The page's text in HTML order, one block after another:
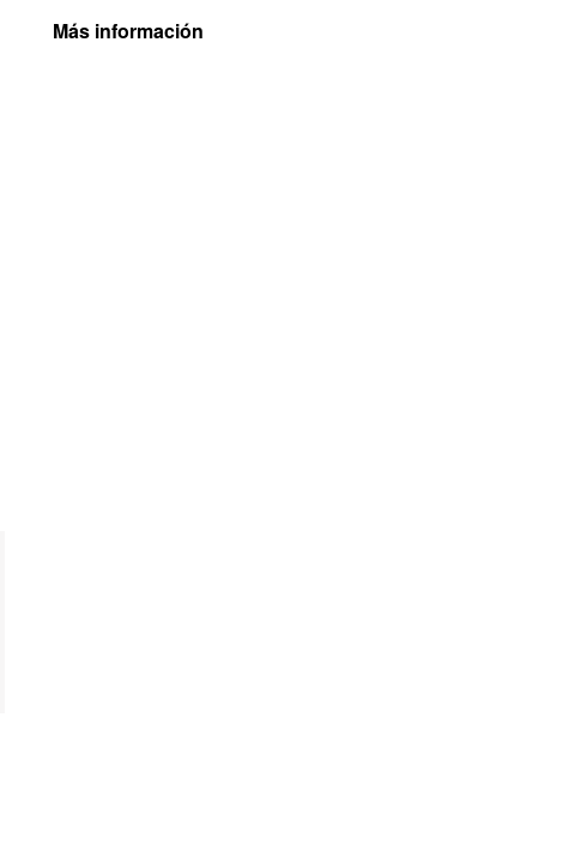
Más información